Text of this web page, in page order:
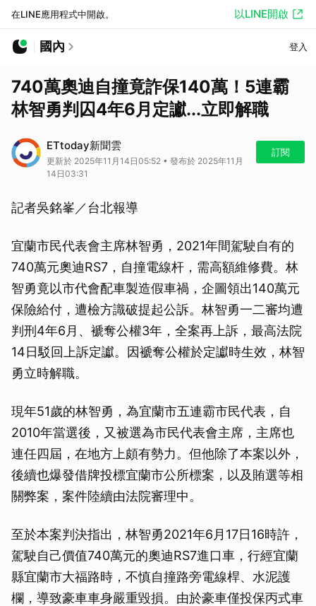
在LINE應用程式中開啟。 以LINE開啟
國內 登入
740萬奧迪自撞竟詐保140萬！5連霸
林智勇判囚4年6月定讞...立即解職
ETtoday新聞雲
更新於 2025年11月14日05:52 • 發布於 2025年11月
14日03:31
訂閱
記者吳銘峯／台北報導
宜蘭市民代表會主席林智勇，2021年間駕駛自有的
740萬元奧迪RS7，自撞電線杆，需高額維修費。林
智勇竟以市代會配車製造假車禍，企圖領出140萬元
保險給付，遭檢方識破提起公訴。林智勇一二審均遭
判刑4年6月、褫奪公權3年，全案再上訴，最高法院
14日駁回上訴定讞。因褫奪公權於定讞時生效，林智
勇立時解職。
現年51歲的林智勇，為宜蘭市五連霸市民代表，自
2010年當選後，又被選為市民代表會主席，主席也
連任四屆，在地方上頗有勢力。但他除了本案以外，
後續也爆發借牌投標宜蘭市公所標案，以及賄選等相
關弊案，案件陸續由法院審理中。
至於本案判決指出，林智勇2021年6月17日16時許，
駕駛自己價值740萬元的奧迪RS7進口車，行經宜蘭
縣宜蘭市大福路時，不慎自撞路旁電線桿、水泥護
欄，導致豪車車身嚴重毀損。由於豪車僅投保丙式車